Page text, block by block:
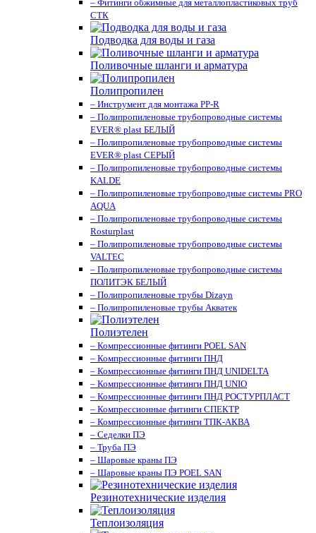
– Фитинги обжимные для металлопластиковых труб
СТК
Подводка для воды и газа
Поливочные шланги и арматура
Полипропилен
– Инструмент для монтажа PP-R
– Полипропиленовые трубопроводные системы
EVER® plast БЕЛЫЙ
– Полипропиленовые трубопроводные системы
EVER® plast СЕРЫЙ
– Полипропиленовые трубопроводные системы
KALDE
– Полипропиленовые трубопроводные системы PRO
AQUA
– Полипропиленовые трубопроводные системы
Rosturplast
– Полипропиленовые трубопроводные системы
VALTEC
– Полипропиленовые трубопроводные системы
ПОЛИТЭК БЕЛЫЙ
– Полипропиленовые трубы Dizayn
– Полипропиленовые трубы Акватек
Полиэтелен
– Компрессионные фитинги POEL SAN
– Компрессионные фитинги ПНД
– Компрессионные фитинги ПНД UNIDELTA
– Компрессионные фитинги ПНД UNIO
– Компрессионные фитинги ПНД РОСТУРПЛАСТ
– Компрессионные фитинги СПЕКТР
– Компрессионные фитинги ТПК-АКВА
– Седелки ПЭ
– Труба ПЭ
– Шаровые краны ПЭ
– Шаровые краны ПЭ POEL SAN
Резинотехнические изделия
Теплоизоляция